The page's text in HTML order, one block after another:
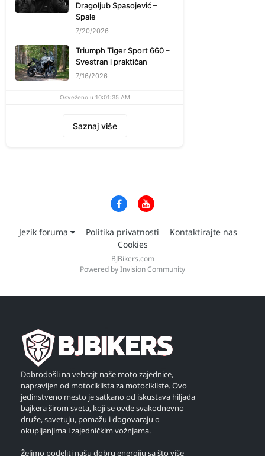
Dragoljub Spasojević –
Spale
7/20/2026
Triumph Tiger Sport 660 –
Svestran i praktičan
7/16/2026
Osveženo u 10:01:35 AM
Saznaj više
Jezik foruma Politika privatnosti
Kontaktirajte nas
Cookies
BJBikers.com
Powered by Invision Community
Dobrodošli na vebsajt naše moto zajednice,
napravljen od motociklista za motocikliste. Ovo
jedinstveno mesto je satkano od iskustava hiljada
bajkera širom sveta, koji se ovde svakodnevno
druže, savetuju, pomažu i dogovaraju o
okupljanjima i zajedničkim vožnjama.
Želimo podeliti našu dobru energiju sa što više